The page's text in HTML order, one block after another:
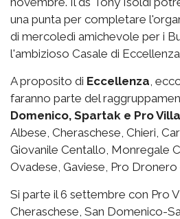
una punta per completare
di mercoledì amichevole per i
l'ambizioso Casale di
A proposito di Eccellenza ,
faranno parte del
Domenico, Spartak e Pro
Albese, Cheraschese, Chieri,
Giovanile Centallo, Monregale
Ovadese, Gaviese, Pro Dronero
Si parte il 6 settembre con Pro
Cheraschese, San Domenico-